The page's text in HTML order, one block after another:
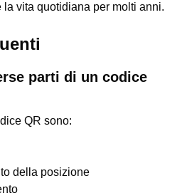
vita quotidiana per molti anni.
parti di un codice
QR sono:
della posizione